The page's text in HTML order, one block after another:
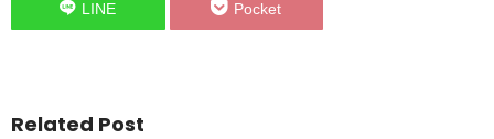
LINE Pocket
Related Post